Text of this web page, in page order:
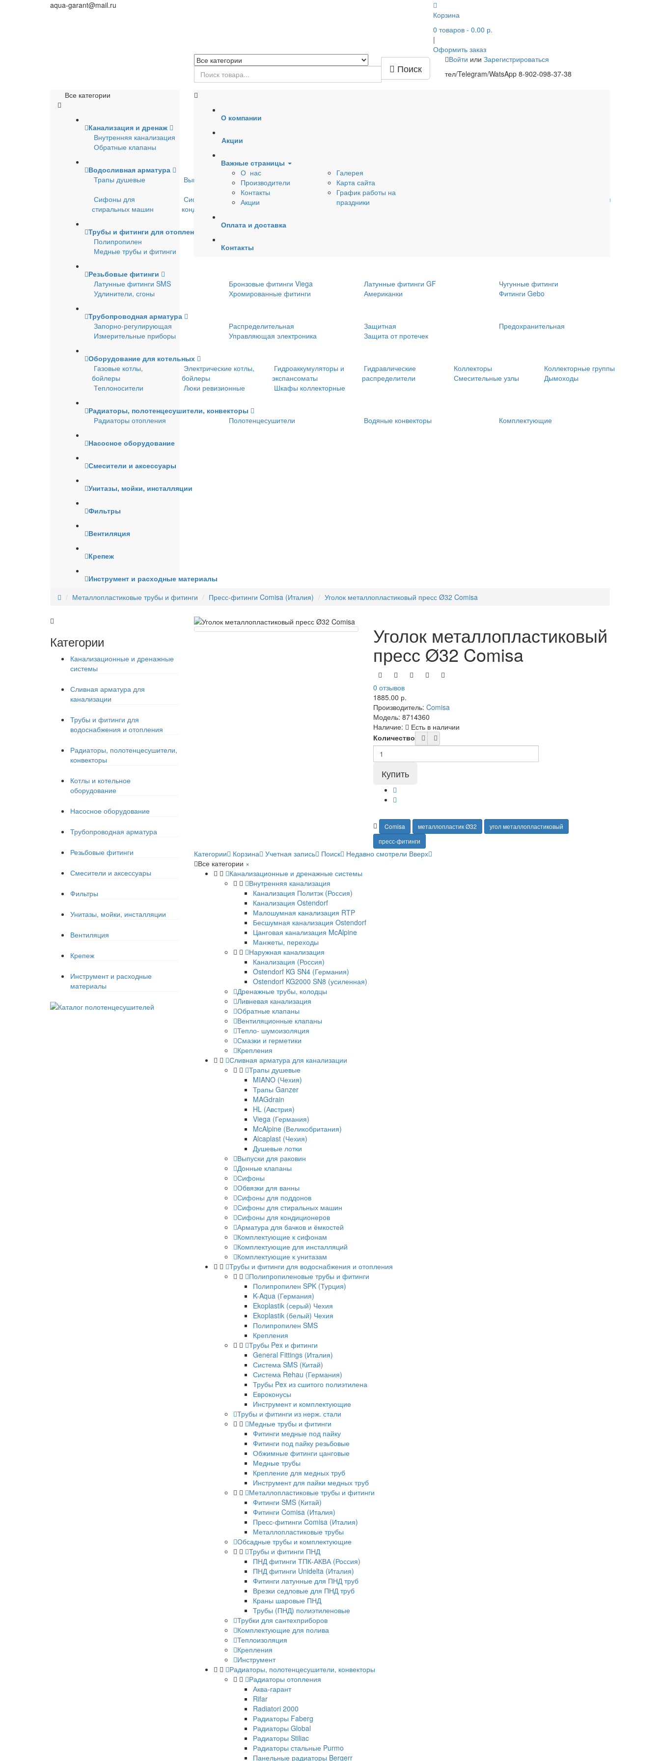
aqua-garant@mail.ru
Корзина
0 товаров - 0.00 р.
|
Оформить заказ
Поиск
Войти илиЗарегистрироваться
тел/Telegram/WatsApp 8-902-098-37-38
Все категории
Канализация и дренаж
Внутренняя канализация
Наружная канализация
Обратные клапаны
Вентиляционные клапаны
Водосливная арматура
Трапы душевые
Выпуски для раковин Донные клапаны Сифоны
Сифоны для
стиральных машин
Сифоны для
кондиционеров
Арматура для бачков
Комплектующие к
Комплектующие для
Трубы и фитинги для отопления и водоснабжения
Полипропилен
Медные трубы и фитинги
Трубы и фитинги ПНД
Резьбовые фитинги
Латунные фитинги SMS
Бронзовые фитинги Viega Латунные фитинги GF
Чугунные фитинги
Удлинители, сгоны
Хромированные фитинги Американки Фитинги Gebo
Трубопроводная арматура
Запорно-регулирующая
Распределительная Защитная
Предохранительная
Измерительные приборы
Управляющая электроника Защита от протечек
Оборудование для котельных
Газовые котлы,
бойлеры
Электрические котлы,
бойлеры
Гидроаккумуляторы и
экспансоматы
Гидравлические
распределители
Коллекторы
Коллекторные группы
Смесительные узлы
Дымоходы
Теплоносители
Люки ревизионные Шкафы коллекторные
Радиаторы, полотенцесушители, конвекторы
Радиаторы отопления
Полотенцесушители Водяные конвекторы Комплектующие
Насосное оборудование
Смесители и аксессуары
Унитазы, мойки, инсталляции
Фильтры
Вентиляция
Крепеж
Инструмент и расходные материалы
О компании
Акции
Важные страницы
О нас
Производители
Контакты
Акции
Галерея
Карта сайта
График работы на
праздники
Оплата и доставка
Контакты
Металлопластиковые трубы и фитинги Пресс-фитинги Comisa (Италия) Уголок металлопластиковый пресс Ø32 Comisa
Категории
Канализационные и дренажные
системы
Сливная арматура для
канализации
Трубы и фитинги для
водоснабжения и отопления
Радиаторы, полотенцесушители,
конвекторы
Котлы и котельное
оборудование
Насосное оборудование
Трубопроводная арматура
Резьбовые фитинги
Смесители и аксессуары
Фильтры
Унитазы, мойки, инсталляции
Вентиляция
Крепеж
Инструмент и расходные
материалы
Уголок металлопластиковый
пресс Ø32 Comisa
0 отзывов
1885.00 р.
Производитель:Comisa
Модель:8714360
Наличие:
Есть в наличии
Количество
Comisa металлопластик Ø32
угол металлопластиковый
пресс-фитинги
Категории Корзина Учетная запись Поиск Недавно смотрели Вверх
Все категории ×
Канализационные и дренажные системы
Внутренняя канализация
Канализация Политэк (Россия)
Канализация Ostendorf
Малошумная канализация RTP
Бесшумная канализация Ostendorf
Цанговая канализация McAlpine
Манжеты, переходы
Наружная канализация
Канализация (Россия)
Ostendorf KG SN4 (Германия)
Ostendorf KG2000 SN8 (усиленная)
Дренажные трубы, колодцы
Ливневая канализация
Обратные клапаны
Вентиляционные клапаны
Тепло- шумоизоляция
Смазки и герметики
Крепления
Сливная арматура для канализации
Трапы душевые
MIANO (Чехия)
Трапы Ganzer
MAGdrain
HL (Австрия)
Viega (Германия)
McAlpine (Великобритания)
Alcaplast (Чехия)
Душевые лотки
Выпуски для раковин
Донные клапаны
Сифоны
Обвязки для ванны
Сифоны для поддонов
Сифоны для стиральных машин
Сифоны для кондиционеров
Арматура для бачков и ёмкостей
Комплектующие к сифонам
Комплектующие для инсталляций
Комплектующие к унитазам
Трубы и фитинги для водоснабжения и отопления
Полипропиленовые трубы и фитинги
Полипропилен SPK (Турция)
K-Aqua (Германия)
Ekoplastik (серый) Чехия
Ekoplastik (белый) Чехия
Полипропилен SMS
Крепления
Трубы Pex и фитинги
General Fittings (Италия)
Система SMS (Китай)
Система Rehau (Германия)
Трубы Pex из сшитого полиэтилена
Евроконусы
Инструмент и комплектующие
Трубы и фитинги из нерж. стали
Медные трубы и фитинги
Фитинги медные под пайку
Фитинги под пайку резьбовые
Обжимные фитинги цанговые
Медные трубы
Крепление для медных труб
Инструмент для пайки медных труб
Металлопластиковые трубы и фитинги
Фитинги SMS (Китай)
Фитинги Comisa (Италия)
Пресс-фитинги Comisa (Италия)
Металлопластиковые трубы
Обсадные трубы и комплектующие
Трубы и фитинги ПНД
ПНД фитинги ТПК-АКВА (Россия)
ПНД фитинги Unidelta (Италия)
Фитинги латунные для ПНД труб
Врезки седловые для ПНД труб
Краны шаровые ПНД
Трубы (ПНД) полиэтиленовые
Трубки для сантехприборов
Комплектующие для полива
Теплоизоляция
Крепления
Инструмент
Радиаторы, полотенцесушители, конвекторы
Радиаторы отопления
Аква-гарант
Rifar
Radiatori 2000
Радиаторы Faberg
Радиаторы Global
Радиаторы Stiliac
Радиаторы стальные Purmo
Панельные радиаторы Bergerr